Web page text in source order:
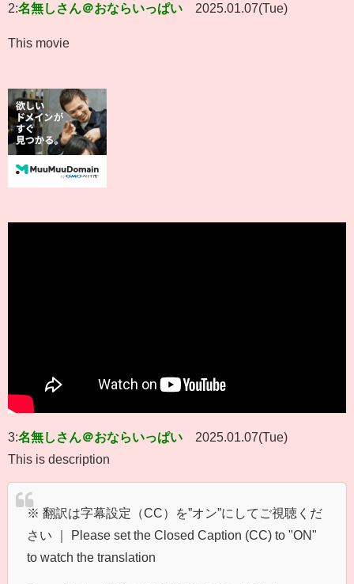
2:名無しさん＠おならいっぱい 2025.01.07(Tue)
This movie
3:名無しさん＠おならいっぱい
2025.01.07(Tue)
This is description
※ 翻訳は字幕設定（CC）を”オン”にしてご視聴くだ
さい ｜ Please set the Closed Caption (CC) to "ON"
to watch the translation